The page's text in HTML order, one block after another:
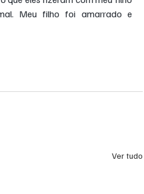
Meu filho foi amarrado e
Ver tudo